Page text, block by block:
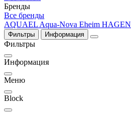
Бренды
Все бренды
AQUAEL Aqua-Nova Eheim HAGEN
Фильтры Информация
Фильтры
Информация
Меню
Block